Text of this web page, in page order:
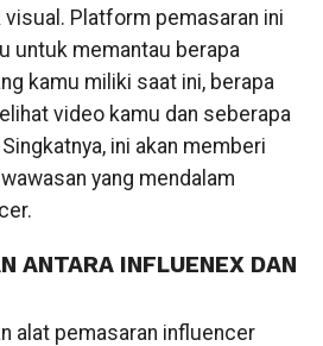
Platform pemasaran ini
untuk memantau berapa
kamu miliki saat ini, berapa
video kamu dan seberapa
ini akan memberi
yang mendalam
ANTARA INFLUENEX DAN
alat pemasaran influencer